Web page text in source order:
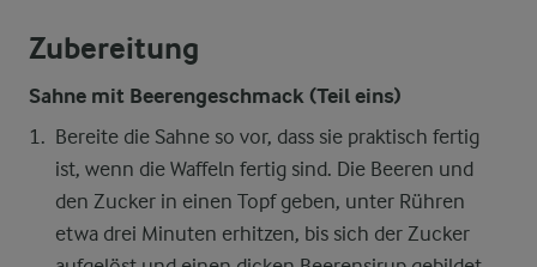
Zubereitung
Sahne mit Beerengeschmack (Teil eins)
Bereite die Sahne so vor, dass sie praktisch fertig
ist, wenn die Waffeln fertig sind. Die Beeren und
den Zucker in einen Topf geben, unter Rühren
etwa drei Minuten erhitzen, bis sich der Zucker